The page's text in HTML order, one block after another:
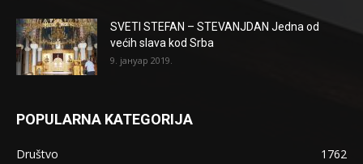
SVETI STEFAN – STEVANJDAN Jedna od
većih slava kod Srba
9. јануар 2019.
POPULARNA KATEGORIJA
Društvo
1762